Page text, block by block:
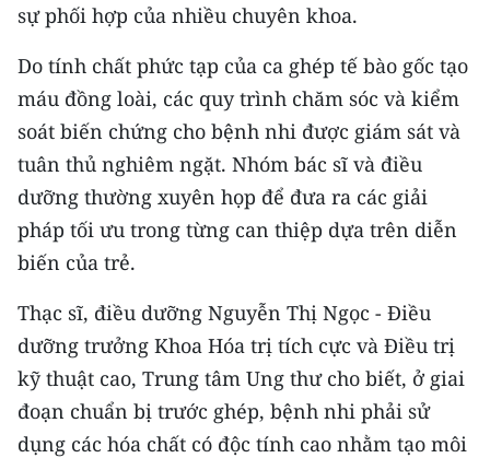
sự phối hợp của nhiều chuyên khoa.
Do tính chất phức tạp của ca ghép tế bào gốc tạo
máu đồng loài, các quy trình chăm sóc và kiểm
soát biến chứng cho bệnh nhi được giám sát và
tuân thủ nghiêm ngặt. Nhóm bác sĩ và điều
dưỡng thường xuyên họp để đưa ra các giải
pháp tối ưu trong từng can thiệp dựa trên diễn
biến của trẻ.
Thạc sĩ, điều dưỡng Nguyễn Thị Ngọc - Điều
dưỡng trưởng Khoa Hóa trị tích cực và Điều trị
kỹ thuật cao, Trung tâm Ung thư cho biết, ở giai
đoạn chuẩn bị trước ghép, bệnh nhi phải sử
dụng các hóa chất có độc tính cao nhằm tạo môi